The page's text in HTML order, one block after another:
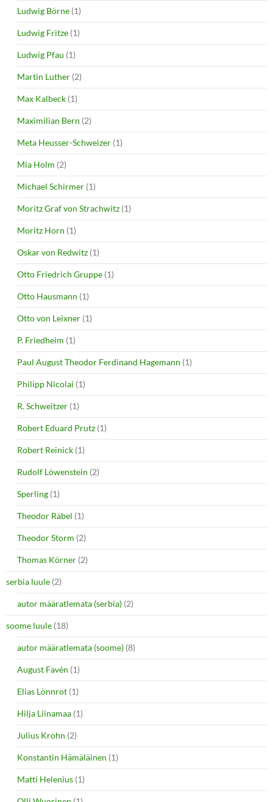
Ludwig Börne (1)
Ludwig Fritze (1)
Ludwig Pfau (1)
Martin Luther (2)
Max Kalbeck (1)
Maximilian Bern (2)
Meta Heusser-Schweizer (1)
Mia Holm (2)
Michael Schirmer (1)
Moritz Graf von Strachwitz (1)
Moritz Horn (1)
Oskar von Redwitz (1)
Otto Friedrich Gruppe (1)
Otto Hausmann (1)
Otto von Leixner (1)
P. Friedheim (1)
Paul August Theodor Ferdinand Hagemann (1)
Philipp Nicolai (1)
R. Schweitzer (1)
Robert Eduard Prutz (1)
Robert Reinick (1)
Rudolf Löwenstein (2)
Sperling (1)
Theodor Räbel (1)
Theodor Storm (2)
Thomas Körner (2)
serbia luule (2)
autor määratlemata (serbia) (2)
soome luule (18)
autor määratlemata (soome) (8)
August Favén (1)
Elias Lönnrot (1)
Hilja Liinamaa (1)
Julius Krohn (2)
Konstantin Hämäläinen (1)
Matti Helenius (1)